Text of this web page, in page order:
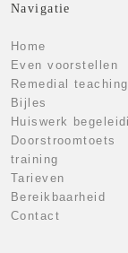
Navigatie
Home
Even voorstellen
Remedial teaching
Bijles
Huiswerk
Doorstroomtoets
training
Tarieven
Bereikbaarheid
Contact